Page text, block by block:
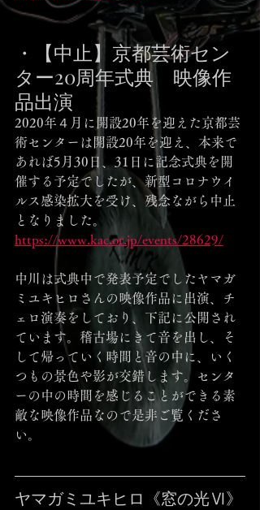
・【中止】京都芸術セン
ター20周年式典　映像作
品出演
2020年４月に開設20年を迎えた京都芸
術センターは開設20年を迎え、本来で
あれば5月30日、31日に記念式典を開
催する予定でしたが、新型コロナウイ
ルス感染拡大を受け、残念ながら中止
となりました。
https://www.kac.or.jp/events/28629/
中川は式典中で発表予定でしたヤマガ
ミユキヒロさんの映像作品に出演、チ
ェロ演奏をしており、下記に公開され
ています。稽古場にきて音を出し、そ
して帰っていく時間と音の中に、いく
つもの景色や影が交錯します。センタ
ーの中の時間を感じることができる素
敵な映像作品なので是非ご覧くださ
い。
ヤマガミユキヒロ《窓の光Ⅵ》